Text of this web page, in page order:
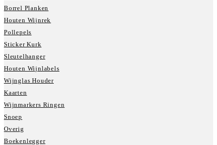
Borrel Planken
Houten Wijnrek
Pollepels
Sticker Kurk
Sleutelhanger
Houten Wijnlabels
Wijnglas Houder
Kaarten
Wijnmarkers Ringen
Snoep
Overig
Boekenlegger